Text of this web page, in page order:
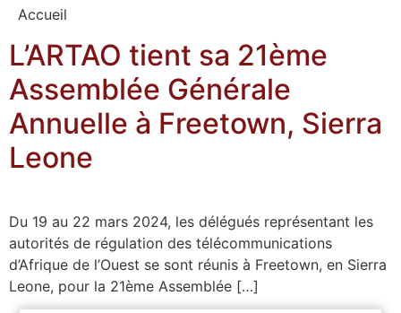
Accueil
L’ARTAO tient sa 21ème
Assemblée Générale
Annuelle à Freetown, Sierra
Leone
Du 19 au 22 mars 2024, les délégués représentant les
autorités de régulation des télécommunications
d’Afrique de l’Ouest se sont réunis à Freetown, en Sierra
Leone, pour la 21ème Assemblée […]